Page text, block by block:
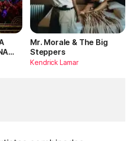
Mr. Morale & The Big
Steppers
Kendrick Lamar